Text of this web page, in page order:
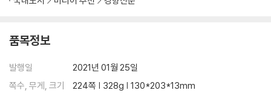
품목정보
발행일
2021년 01월 25일
쪽수, 무게, 크기
224쪽 | 328g | 130*203*13mm